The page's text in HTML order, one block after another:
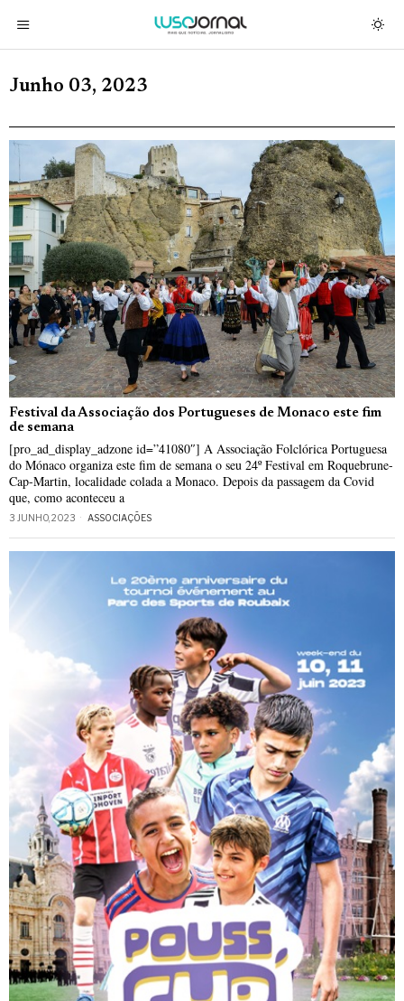
Junho 03, 2023
Festival da Associação dos Portugueses de Monaco este fim
de semana
[pro_ad_display_adzone id=”41080″] A Associação Folclórica Portuguesa
do Mónaco organiza este fim de semana o seu 24º Festival em Roquebrune-
Cap-Martin, localidade colada a Monaco. Depois da passagem da Covid
que, como aconteceu a
3 JUNHO, 2023 ASSOCIAÇÕES